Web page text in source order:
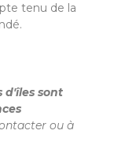
tenu de la
d'îles sont
ou à